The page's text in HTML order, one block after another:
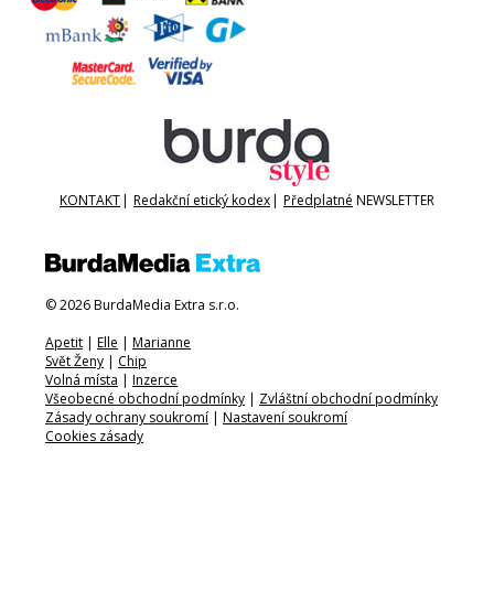
KONTAKT| Redakční etický kodex| Předplatné NEWSLETTER
© 2026 BurdaMedia Extra s.r.o.
Apetit | Elle | Marianne
Svět Ženy | Chip
Volná místa | Inzerce
Všeobecné obchodní podmínky | Zvláštní obchodní podmínky
Zásady ochrany soukromí | Nastavení soukromí
Cookies zásady